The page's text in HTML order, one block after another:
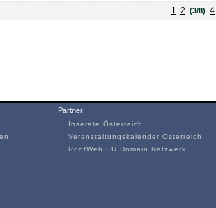
1 2 (3/8) 4
Partner
Inserate Österreich
Veranstaltungskalender Österreich
RootWeb.EU Domain Netzwerk